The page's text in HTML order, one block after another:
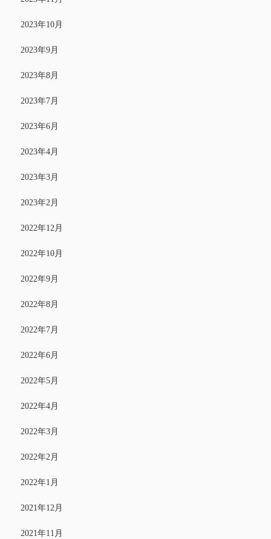
2023年10月
2023年9月
2023年8月
2023年7月
2023年6月
2023年4月
2023年3月
2023年2月
2022年12月
2022年10月
2022年9月
2022年8月
2022年7月
2022年6月
2022年5月
2022年4月
2022年3月
2022年2月
2022年1月
2021年12月
2021年11月